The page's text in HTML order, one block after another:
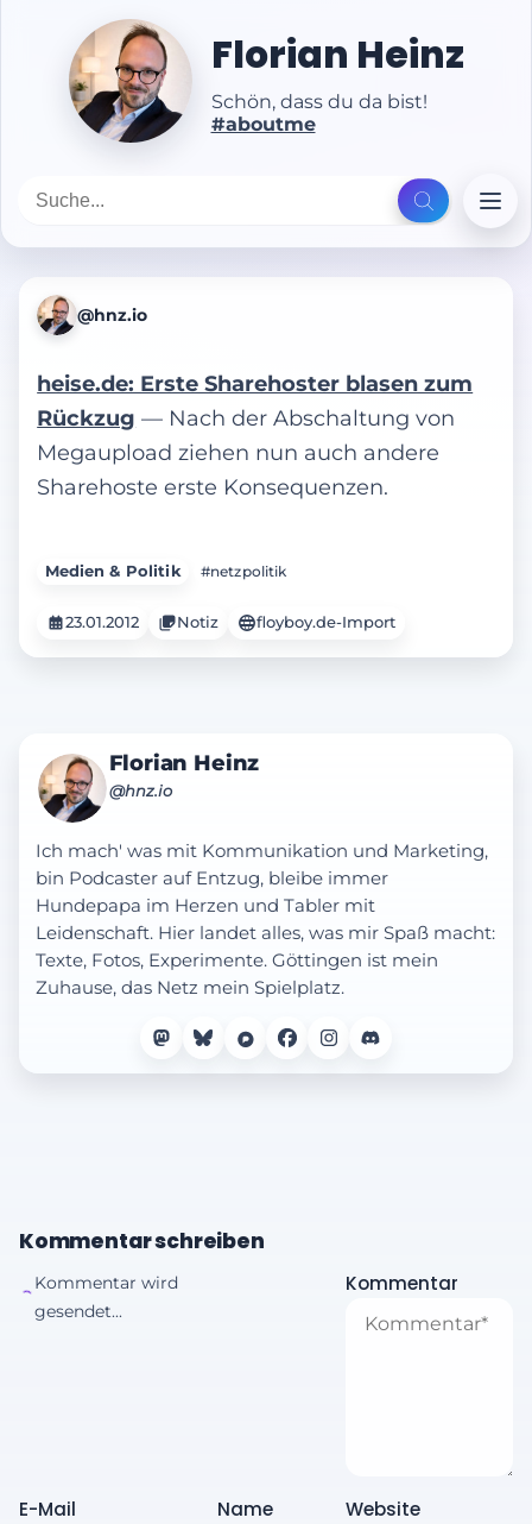
Florian Heinz
Schön, dass du da bist!
#aboutme
@hnz.io
heise.de: Erste Sharehoster blasen zum
Rückzug — Nach der Abschaltung von
Megaupload ziehen nun auch andere
Sharehoste erste Konsequenzen.
Medien & Politik #netzpolitik
23.01.2012 Notiz floyboy.de-Import
Florian Heinz
@hnz.io
Ich mach' was mit Kommunikation und Marketing,
bin Podcaster auf Entzug, bleibe immer
Hundepapa im Herzen und Tabler mit
Leidenschaft. Hier landet alles, was mir Spaß macht:
Texte, Fotos, Experimente. Göttingen ist mein
Zuhause, das Netz mein Spielplatz.
Kommentar schreiben
Kommentar wird
gesendet...
Kommentar
E-Mail Name Website